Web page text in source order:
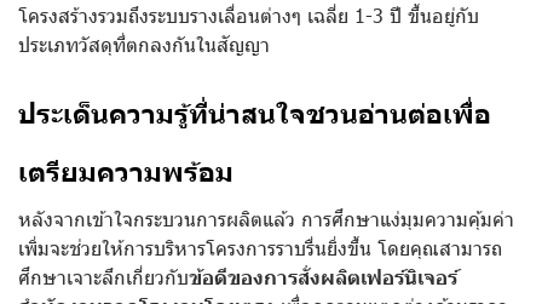
โครงสร้างรวมถึงระบบรางเลื่อนต่างๆ เฉลี่ย 1-3 ปี ขึ้นอยู่กับ
ประเภทวัสดุที่ตกลงกันในสัญญา
ประเด็นความรู้ที่น่าสนใจชวนอ่านต่อเพื่อ
เตรียมความพร้อม
หลังจากเข้าใจกระบวนการผลิตแล้ว การศึกษาแง่มุมความคุ้มค่า
เพิ่มจะช่วยให้การบริหารโครงการราบรื่นยิ่งขึ้น โดยคุณสามารถ
ศึกษาเจาะลึกเกี่ยวกับข้อดีของการสั่งผลิตเฟอร์นิเจอร์